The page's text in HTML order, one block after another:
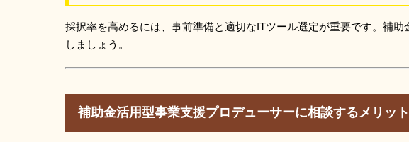
採択率を高めるには、事前準備と適切なITツール選定が重要です。補
しましょう。
補助金活用型事業支援プロデューサーに相談するメリット